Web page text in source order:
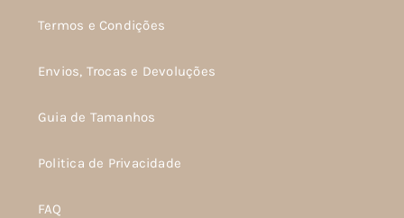
Termos e Condições
Envios, Trocas e Devoluções
Guia de Tamanhos
Politica de Privacidade
FAQ